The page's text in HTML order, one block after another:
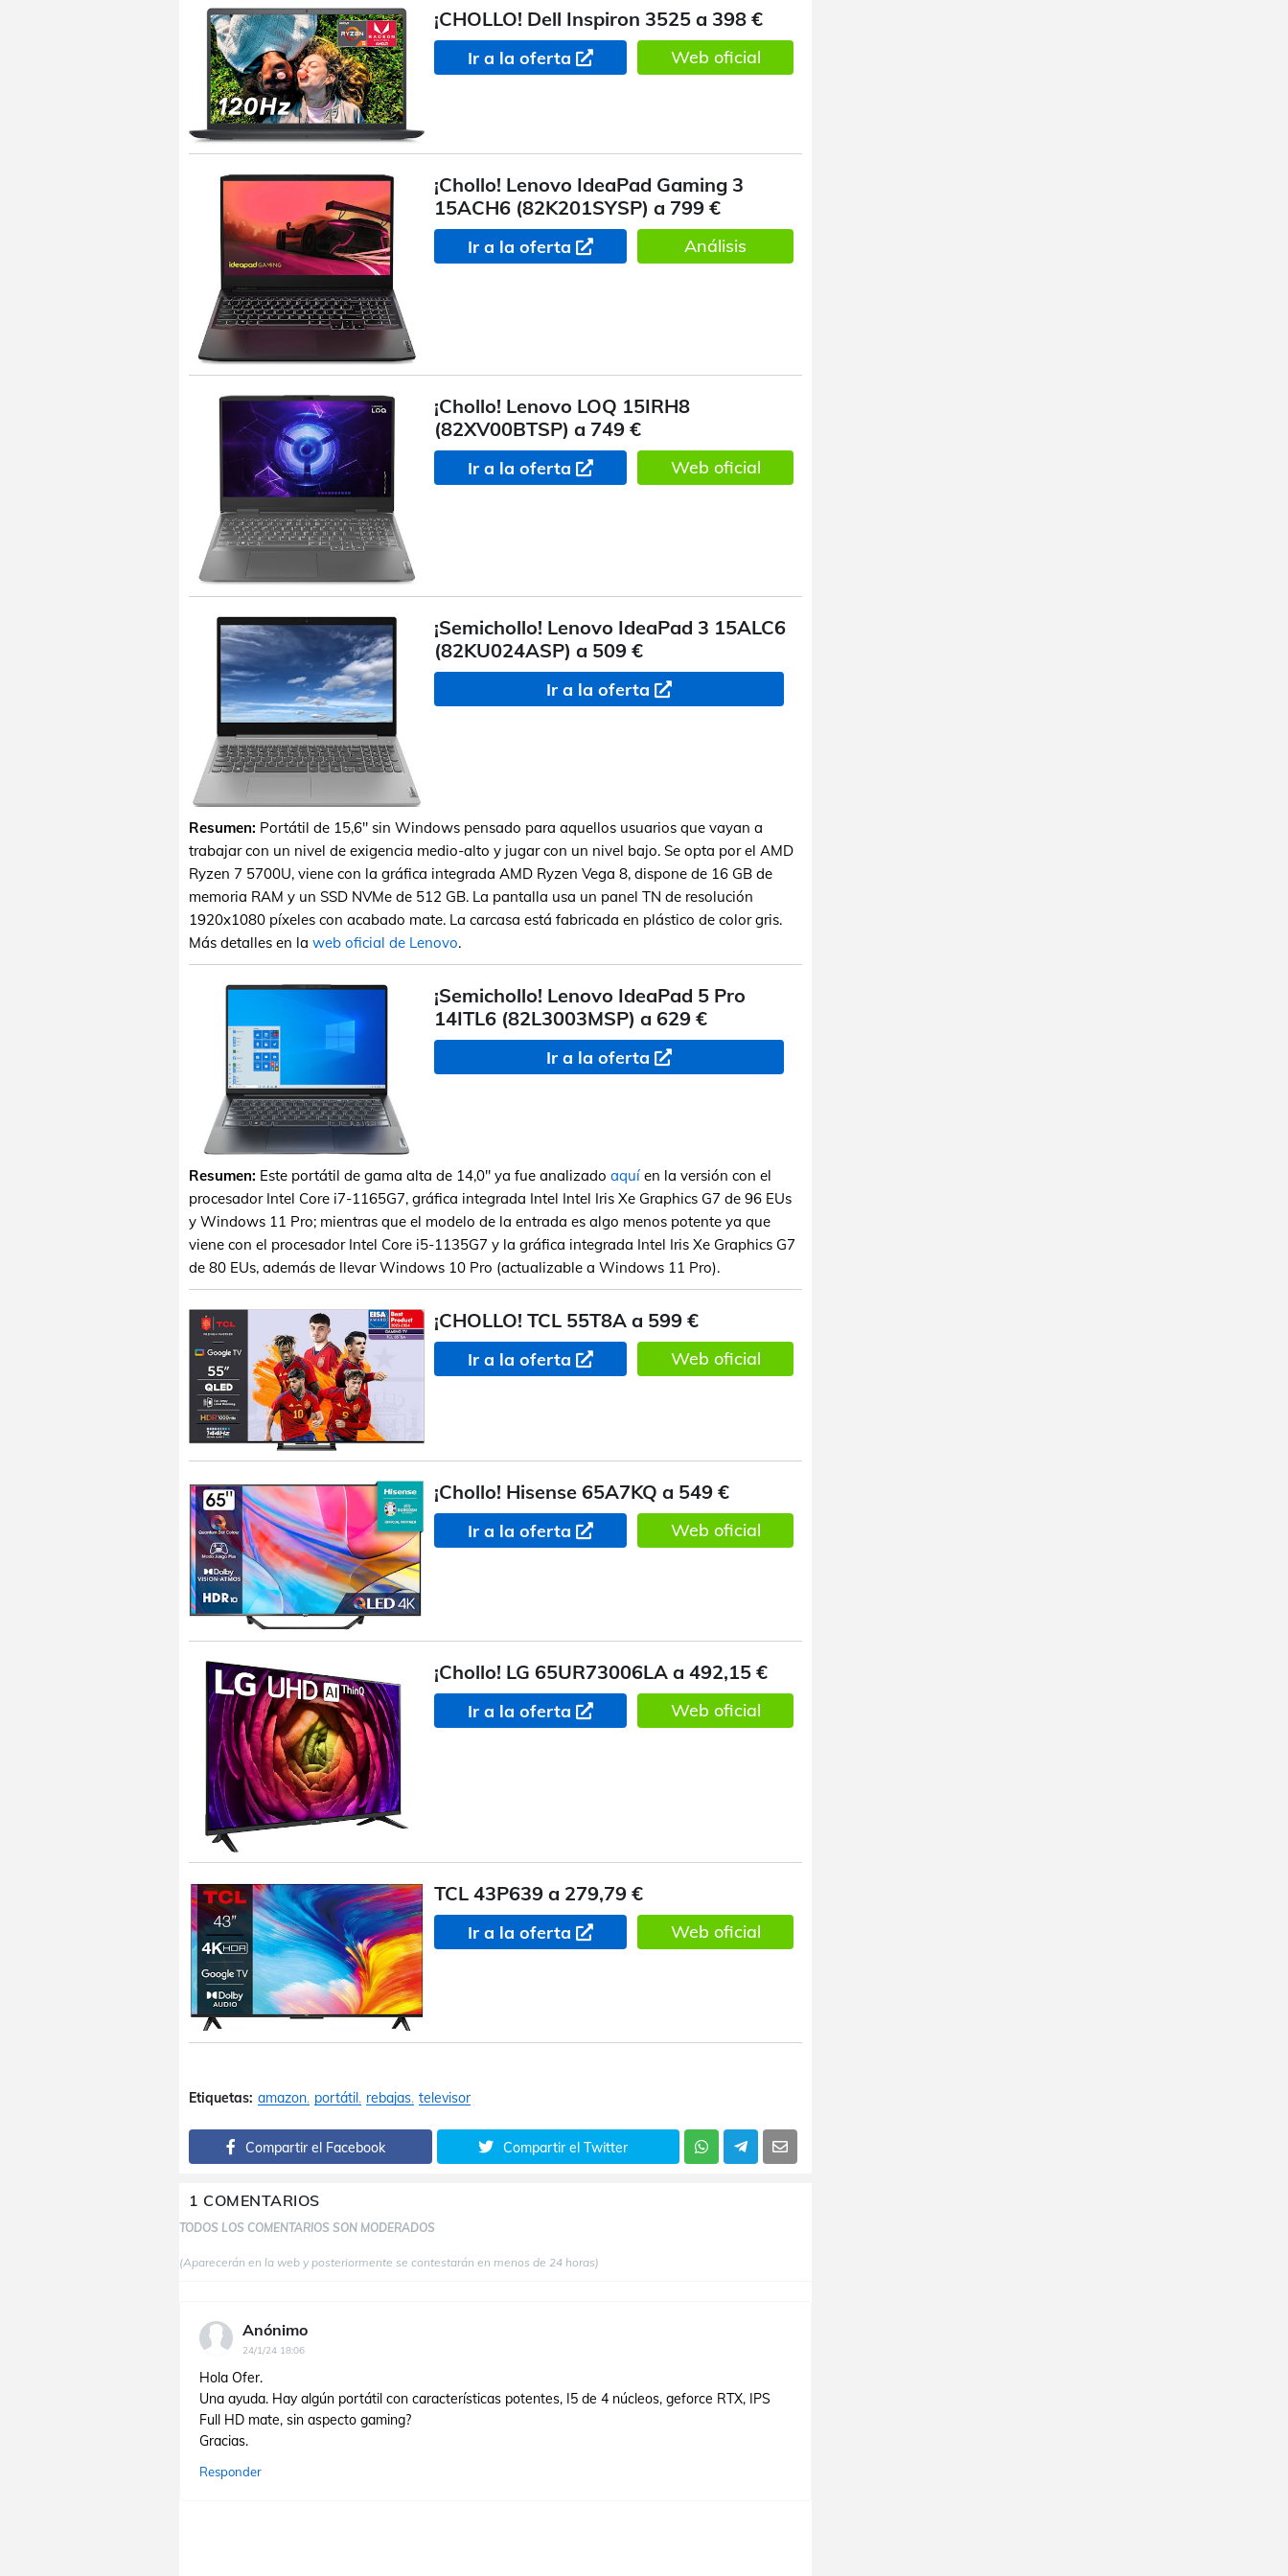
¡CHOLLO! Dell Inspiron 3525 a 398 €
Ir a la oferta Web oficial
¡Chollo! Lenovo IdeaPad Gaming 3
15ACH6 (82K201SYSP) a 799 €
Ir a la oferta Análisis
¡Chollo! Lenovo LOQ 15IRH8
(82XV00BTSP) a 749 €
Ir a la oferta Web oficial
¡Semichollo! Lenovo IdeaPad 3 15ALC6
(82KU024ASP) a 509 €
Ir a la oferta
Resumen: Portátil de 15,6" sin Windows pensado para aquellos usuarios que vayan a
trabajar con un nivel de exigencia medio-alto y jugar con un nivel bajo. Se opta por el AMD
Ryzen 7 5700U, viene con la gráfica integrada AMD Ryzen Vega 8, dispone de 16 GB de
memoria RAM y un SSD NVMe de 512 GB. La pantalla usa un panel TN de resolución
1920x1080 píxeles con acabado mate. La carcasa está fabricada en plástico de color gris.
Más detalles en la web oficial de Lenovo.
¡Semichollo! Lenovo IdeaPad 5 Pro
14ITL6 (82L3003MSP) a 629 €
Ir a la oferta
Resumen: Este portátil de gama alta de 14,0" ya fue analizado aquí en la versión con el
procesador Intel Core i7-1165G7, gráfica integrada Intel Intel Iris Xe Graphics G7 de 96 EUs
y Windows 11 Pro; mientras que el modelo de la entrada es algo menos potente ya que
viene con el procesador Intel Core i5-1135G7 y la gráfica integrada Intel Iris Xe Graphics G7
de 80 EUs, además de llevar Windows 10 Pro (actualizable a Windows 11 Pro).
¡CHOLLO! TCL 55T8A a 599 €
Ir a la oferta Web oficial
¡Chollo! Hisense 65A7KQ a 549 €
Ir a la oferta Web oficial
¡Chollo! LG 65UR73006LA a 492,15 €
Ir a la oferta Web oficial
TCL 43P639 a 279,79 €
Ir a la oferta Web oficial
Etiquetas: amazon portátil rebajas televisor
Compartir el Facebook Compartir el Twitter
1 COMENTARIOS
TODOS LOS COMENTARIOS SON MODERADOS
(Aparecerán en la web y posteriormente se contestarán en menos de 24 horas)
Anónimo
24/1/24 18:06
Hola Ofer.
Una ayuda. Hay algún portátil con características potentes, I5 de 4 núcleos, geforce RTX, IPS
Full HD mate, sin aspecto gaming?
Gracias.
Responder